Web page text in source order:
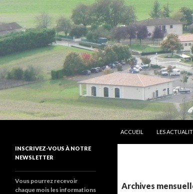
ACCUEIL
LES
Archives
Le site de salles de barbezieux
INSCRIVEZ-VOUS À NOTRE
NEWSLETTER
Vous pourrez recevoir
chaque mois les informations